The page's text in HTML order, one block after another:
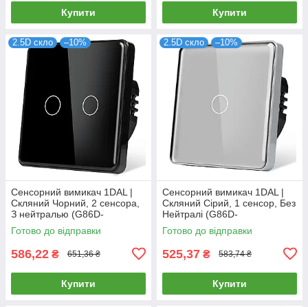
Купити Купити
2.5D скло –10%
Сенсорний вимикач 1DAL |
Скляний Чорний, 2 сенсора,
З нейтралью (G86D-
SW2G.BL)
Готово до відправки
586,22 ₴ 651,36 ₴
Купити
2.5D скло –10%
Сенсорний вимикач 1DAL |
Скляний Сірий, 1 сенсор, Без
Нейтралі (G86D-
SW1G.SL.GR)
Готово до відправки
525,37 ₴ 583,74 ₴
Купити